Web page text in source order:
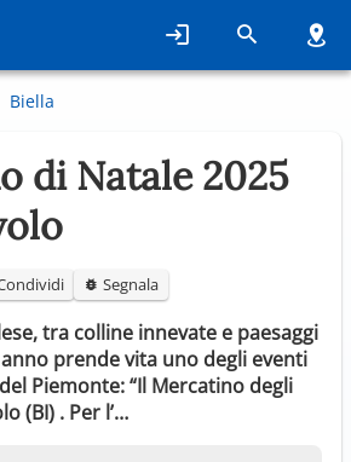
Biella
di Natale 2025
Segnala
tra colline innevate e paesaggi
prende vita uno degli eventi
Piemonte: “Il Mercatino degli
(BI) . Per l’…